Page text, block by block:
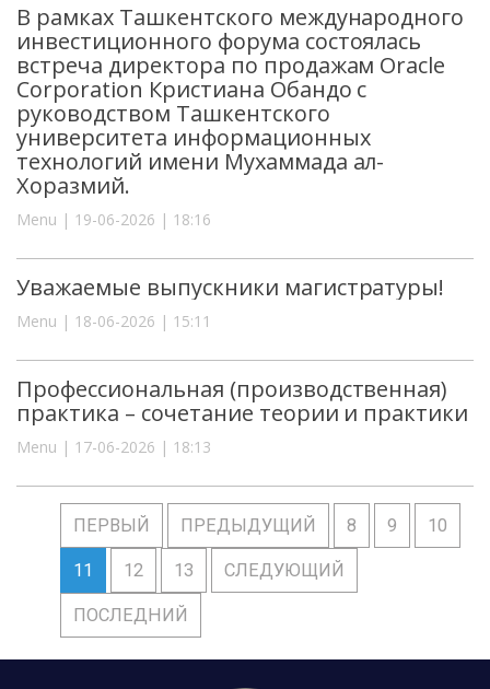
В рамках Ташкентского международного
инвестиционного форума состоялась
встреча директора по продажам Oracle
Corporation Кристиана Обандо с
руководством Ташкентского
университета информационных
технологий имени Мухаммада ал-
Хоразмий.
Menu | 19-06-2026 | 18:16
Уважаемые выпускники магистратуры!
Menu | 18-06-2026 | 15:11
Профессиональная (производственная)
практика – сочетание теории и практики
Menu | 17-06-2026 | 18:13
ПЕРВЫЙ ПРЕДЫДУЩИЙ 8 9 10
11 12 13 СЛЕДУЮЩИЙ
ПОСЛЕДНИЙ